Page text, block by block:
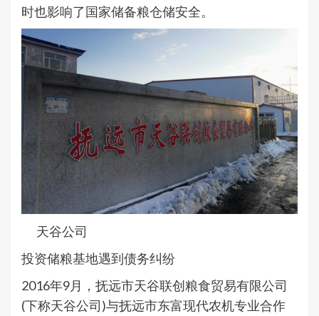
时也影响了国家储备粮仓储安全。
天谷公司
投资储粮基地遇到债务纠纷
2016年9月，抚远市天谷联创粮食贸易有限公司
(下称天谷公司)与抚远市东富现代农机专业合作